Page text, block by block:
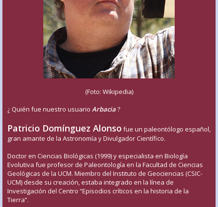
(Foto: Wikipedia)
¿ Quién fue nuestro usuario Arbacia?
Patricio Domínguez Alonso fue un paleontólogo español,
gran amante de la Astronomía y Divulgador Científico.
Doctor en Ciencias Biológicas (1999) y especialista en Biología
Evolutiva fue profesor de Paleontología en la Facultad de Ciencias
Geológicas de la UCM. Miembro del Instituto de Geociencias (CSIC-
UCM) desde su creación, estaba integrado en la línea de
Investigación del Centro “Episodios críticos en la historia de la
Tierra”.